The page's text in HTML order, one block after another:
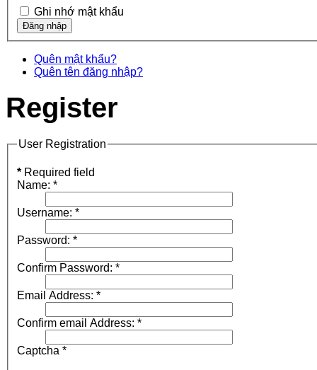
Ghi nhớ mật khẩu
Quên mật khẩu?
Quên tên đăng nhập?
Register
User Registration
* Required field
Name: *
Username: *
Password: *
Confirm Password: *
Email Address: *
Confirm email Address: *
Captcha *